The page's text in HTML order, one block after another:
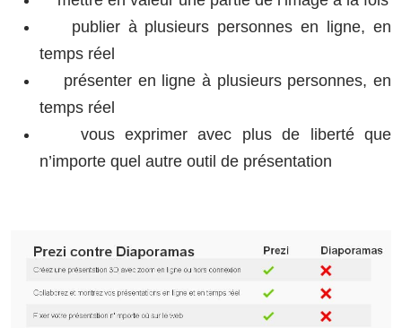
publier à plusieurs personnes en ligne, en
temps réel
présenter en ligne à plusieurs personnes, en
temps réel
vous exprimer avec plus de liberté que
n’importe quel autre outil de présentation